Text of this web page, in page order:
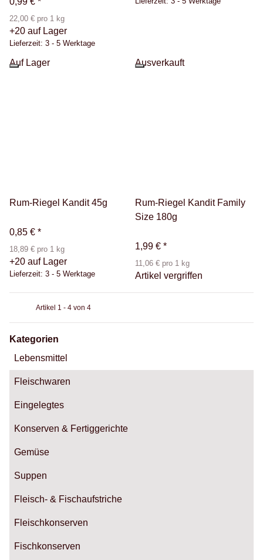
22,00 € pro 1 kg
+20 auf Lager
Lieferzeit: 3 - 5 Werktage
Auf Lager
Rum-Riegel Kandit 45g
0,85 € *
18,89 € pro 1 kg
+20 auf Lager
Lieferzeit: 3 - 5 Werktage
Ausverkauft
Rum-Riegel Kandit Family
Size 180g
1,99 € *
11,06 € pro 1 kg
Artikel vergriffen
Artikel 1 - 4 von 4
Kategorien
Lebensmittel
Fleischwaren
Eingelegtes
Konserven & Fertiggerichte
Gemüse
Suppen
Fleisch- & Fischaufstriche
Fleischkonserven
Fischkonserven